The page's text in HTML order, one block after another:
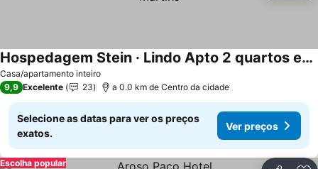
Casa/apartamento inteiro
Hospedagem Stein · Lindo Apto 2 quartos em Domingos Martins
9,9 Excelente 23 a 0.0 km de Centro da cidade
Selecione as datas para ver os preços
exatos.
Ver preços
Escolha popular